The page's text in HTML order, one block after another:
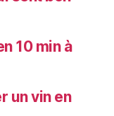
10 min à
un vin en